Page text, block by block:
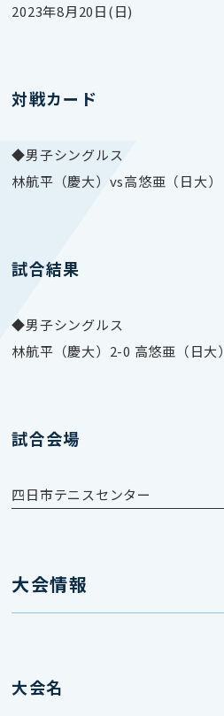
2023年8月20日(日)
対戦カード
◆男子シングルス
林航平（慶大）vs高悠亜（日大）
試合結果
◆男子シングルス
林航平（慶大）2-0 高悠亜（日大）
試合会場
四日市テニスセンター
大会情報
大会名